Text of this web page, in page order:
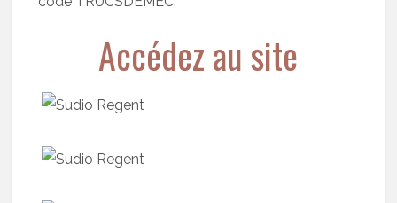
Accédez au site